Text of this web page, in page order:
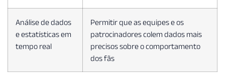
Análise de dados
e estatísticas em
tempo real
Permitir que as equipes e os
patrocinadores colem dados mais
precisos sobre o comportamento
dos fãs